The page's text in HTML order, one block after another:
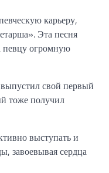
карьеру,
Эта песня
певцу огромную
свой первый
тоже получил
выступать и
завоевывая сердца